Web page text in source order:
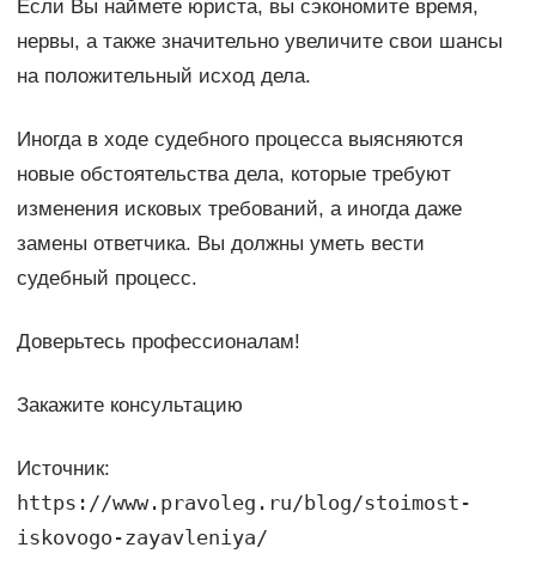
Если Вы наймете юриста, вы сэкономите время,
нервы, а также значительно увеличите свои шансы
на положительный исход дела.
Иногда в ходе судебного процесса выясняются
новые обстоятельства дела, которые требуют
изменения исковых требований, а иногда даже
замены ответчика. Вы должны уметь вести
судебный процесс.
Доверьтесь профессионалам!
Закажите консультацию
Источник:
https://www.pravoleg.ru/blog/stoimost-
iskovogo-zayavleniya/